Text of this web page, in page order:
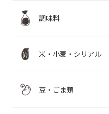
調味料
米・小麦・シリアル
豆・ごま類